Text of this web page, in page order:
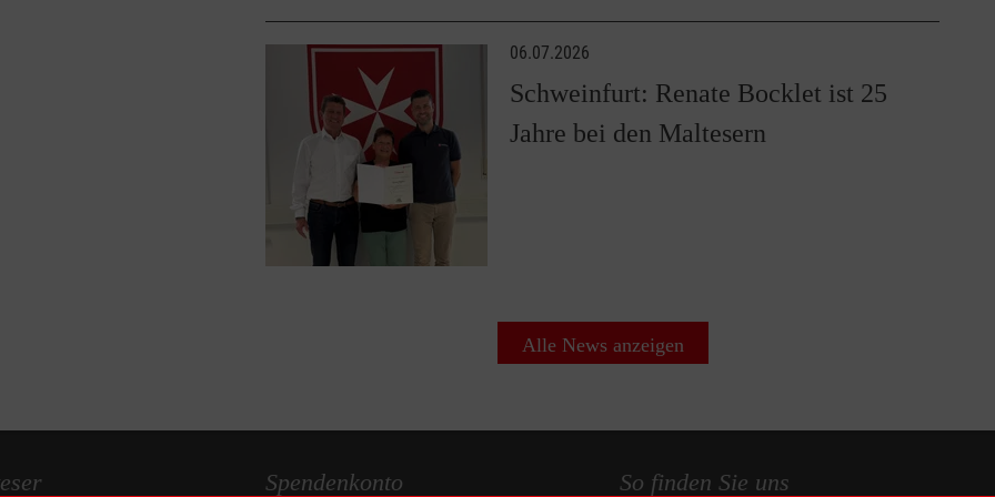
06.07.2026
Schweinfurt: Renate Bocklet ist 25
Jahre bei den Maltesern
Alle News anzeigen
Spendenkonto So finden Sie uns